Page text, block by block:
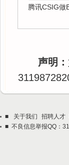
腾讯CSIG做
声明：
■ 关于我们 招聘人才
■ 不良信息举报QQ：